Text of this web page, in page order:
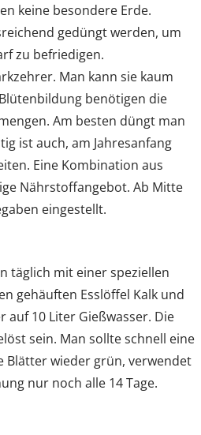
keine besondere Erde.
gedüngt werden, um
zu befriedigen.
Man kann sie kaum
benötigen die
Am besten düngt man
ist auch, am Jahresanfang
Eine Kombination aus
Nährstoffangebot. Ab Mitte
eingestellt.
täglich mit einer speziellen
gehäuften Esslöffel Kalk und
auf 10 Liter Gießwasser. Die
sein. Man sollte schnell eine
Blätter wieder grün, verwendet
nur noch alle 14 Tage.